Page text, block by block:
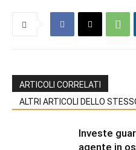
ARTICOLI CORRELATI
ALTRI ARTICOLI DELLO
Investe
agente in